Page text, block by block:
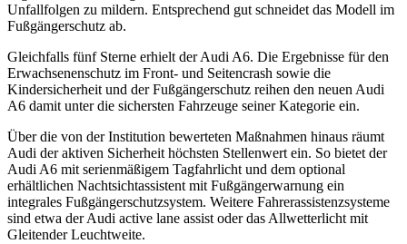
Unfallfolgen zu mildern. Entsprechend gut schneidet das Modell im
Fußgängerschutz ab.
Gleichfalls fünf Sterne erhielt der Audi A6. Die Ergebnisse für den
Erwachsenenschutz im Front- und Seitencrash sowie die
Kindersicherheit und der Fußgängerschutz reihen den neuen Audi
A6 damit unter die sichersten Fahrzeuge seiner Kategorie ein.
Über die von der Institution bewerteten Maßnahmen hinaus räumt
Audi der aktiven Sicherheit höchsten Stellenwert ein. So bietet der
Audi A6 mit serienmäßigem Tagfahr­licht und dem optional
erhältlichen Nachtsichtassistent mit Fußgängerwarnung ein
integrales Fußgängerschutzsystem. Weitere Fahrerassistenzsysteme
sind etwa der Audi active lane assist oder das Allwetterlicht mit
Gleitender Leuchtweite.